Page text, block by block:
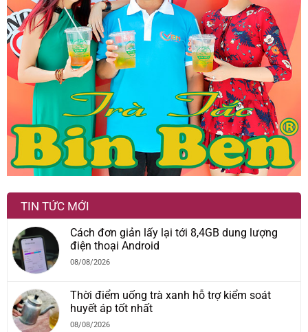
TIN TỨC MỚI
Cách đơn giản lấy lại tới 8,4GB dung lượng
điện thoại Android
08/08/2026
Thời điểm uống trà xanh hỗ trợ kiểm soát
huyết áp tốt nhất
08/08/2026